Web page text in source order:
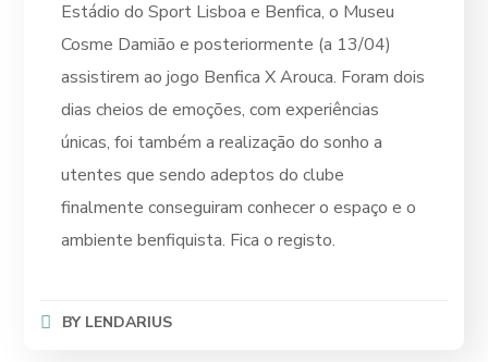
Estádio do Sport Lisboa e Benfica, o Museu
Cosme Damião e posteriormente (a 13/04)
assistirem ao jogo Benfica X Arouca. Foram dois
dias cheios de emoções, com experiências
únicas, foi também a realização do sonho a
utentes que sendo adeptos do clube
finalmente conseguiram conhecer o espaço e o
ambiente benfiquista. Fica o registo.
BY LENDARIUS